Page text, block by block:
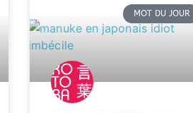
MOT DU JOUR